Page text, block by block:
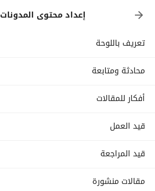
إعداد محتوى المدونات
تعريف باللوحة
محادثة ومتابعة
أفكار للمقالات
قيد العمل
قيد المراجعة
مقالات منشورة